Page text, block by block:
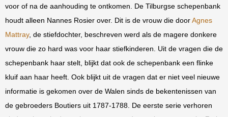
voor of na de aanhouding te ontkomen. De Tilburgse schepenbank
houdt alleen Nannes Rosier over. Dit is de vrouw die doorAgnes
Mattray, de stiefdochter, beschreven werd als de magere donkere
vrouw die zo hard was voor haar stiefkinderen. Uit de vragen die de
schepenbank haar stelt, blijkt dat ook de schepenbank een flinke
kluif aan haar heeft. Ook blijkt uit de vragen dat er niet veel nieuwe
informatie is gekomen over de Walen sinds de bekentenissen van
de gebroeders Boutiers uit 1787-1788. De eerste serie verhoren